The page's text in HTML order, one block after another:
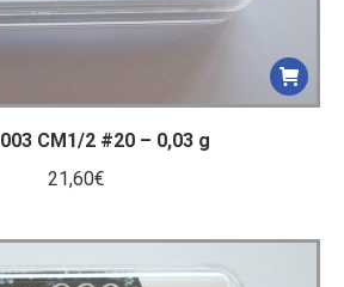
CM1/2 #20 – 0,03 g
21,60€